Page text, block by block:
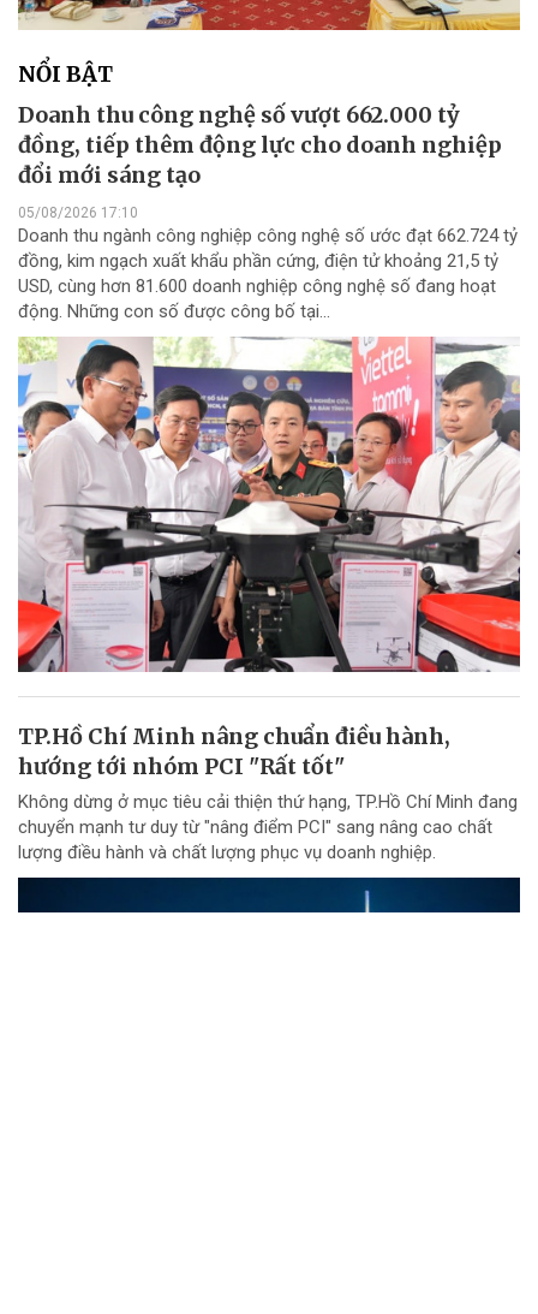
NỔI BẬT
Doanh thu công nghệ số vượt 662.000 tỷ
đồng, tiếp thêm động lực cho doanh nghiệp
đổi mới sáng tạo
05/08/2026 17:10
Doanh thu ngành công nghiệp công nghệ số ước đạt 662.724 tỷ
đồng, kim ngạch xuất khẩu phần cứng, điện tử khoảng 21,5 tỷ
USD, cùng hơn 81.600 doanh nghiệp công nghệ số đang hoạt
động. Những con số được công bố tại...
TP.Hồ Chí Minh nâng chuẩn điều hành,
hướng tới nhóm PCI "Rất tốt"
Không dừng ở mục tiêu cải thiện thứ hạng, TP.Hồ Chí Minh đang
chuyển mạnh tư duy từ "nâng điểm PCI" sang nâng cao chất
lượng điều hành và chất lượng phục vụ doanh nghiệp.